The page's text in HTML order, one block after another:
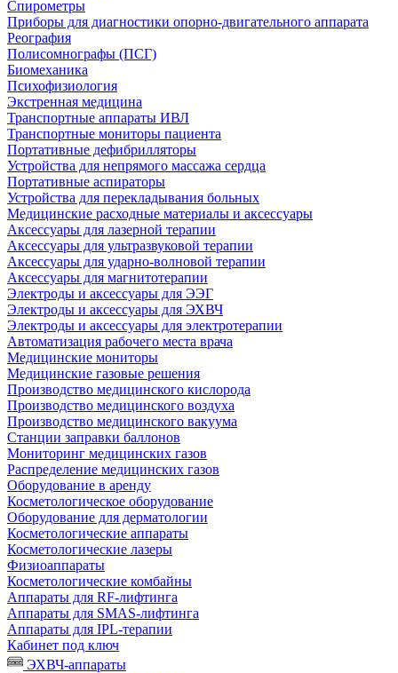
Спирометры
Приборы для диагностики опорно-двигательного аппарата
Реография
Полисомнографы (ПСГ)
Биомеханика
Психофизиология
Экстренная медицина
Транспортные аппараты ИВЛ
Транспортные мониторы пациента
Портативные дефибрилляторы
Устройства для непрямого массажа сердца
Портативные аспираторы
Устройства для перекладывания больных
Медицинские расходные материалы и аксессуары
Аксессуары для лазерной терапии
Аксессуары для ультразвуковой терапии
Аксессуары для ударно-волновой терапии
Аксессуары для магнитотерапии
Электроды и аксессуары для ЭЭГ
Электроды и аксессуары для ЭХВЧ
Электроды и аксессуары для электротерапии
Автоматизация рабочего места врача
Медицинские мониторы
Медицинские газовые решения
Производство медицинского кислорода
Производство медицинского воздуха
Производство медицинского вакуума
Станции заправки баллонов
Мониторинг медицинских газов
Распределение медицинских газов
Оборудование в аренду
Косметологическое оборудование
Оборудование для дерматологии
Косметологические аппараты
Косметологические лазеры
Физиоаппараты
Косметологические комбайны
Аппараты для RF-лифтинга
Аппараты для SMAS-лифтинга
Аппараты для IPL-терапии
Кабинет под ключ
ЭХВЧ-аппараты